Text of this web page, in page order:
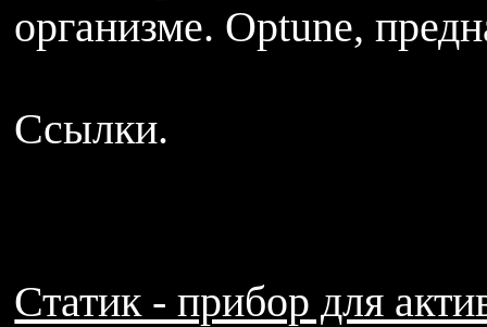
организме. Optune,
Ссылки.
Статик - прибор для